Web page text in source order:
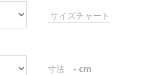
サイズチャート
寸法 -cm